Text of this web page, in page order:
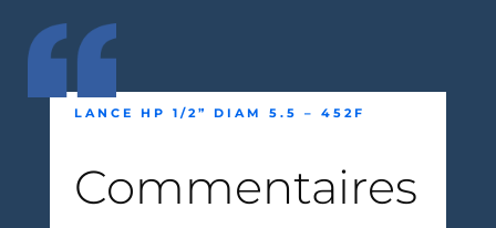
LANCE HP 1/2” DIAM 5.5 – 452F
Commentaires